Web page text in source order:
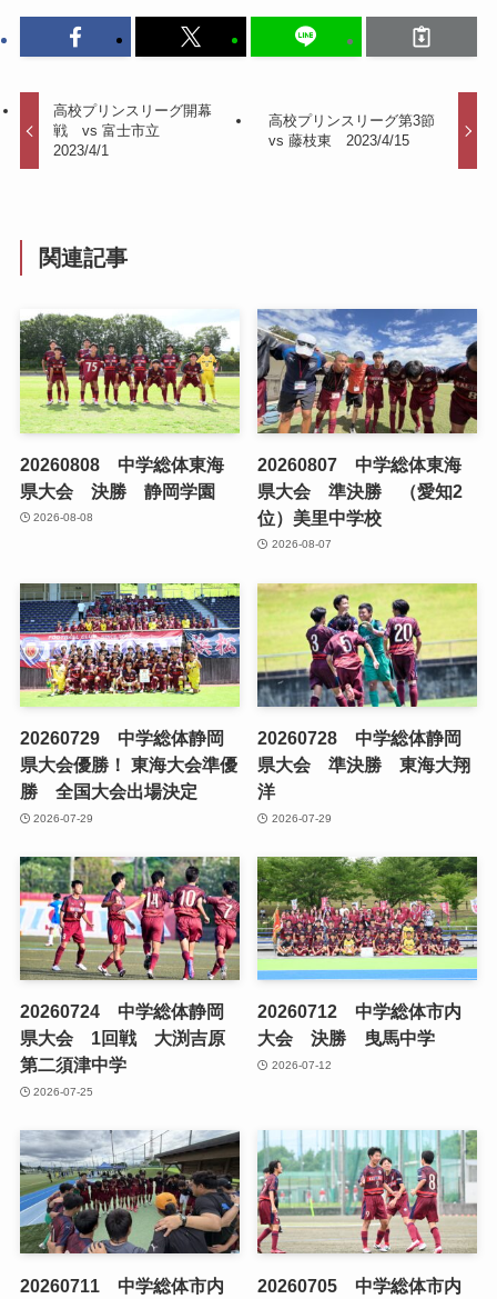
高校プリンスリーグ開幕
戦 vs 富士市立
2023/4/1
高校プリンスリーグ第3節
vs 藤枝東 2023/4/15
関連記事
20260808 中学総体東海
県大会 決勝 静岡学園
2026-08-08
20260807 中学総体東海
県大会 準決勝 （愛知2
位）美里中学校
2026-08-07
20260729 中学総体静岡
県大会優勝！ 東海大会準優
勝 全国大会出場決定
2026-07-29
20260728 中学総体静岡
県大会 準決勝 東海大翔
洋
2026-07-29
20260724 中学総体静岡
県大会 1回戦 大渕吉原
第二須津中学
2026-07-25
20260712 中学総体市内
大会 決勝 曳馬中学
2026-07-12
20260711 中学総体市内 20260705 中学総体市内